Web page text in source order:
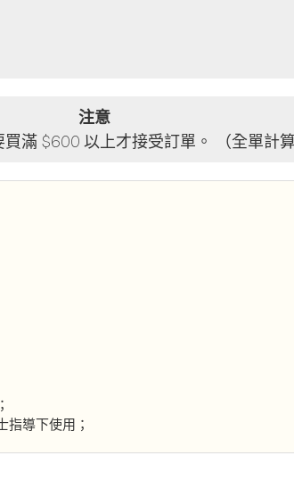
指導下使用；
注意
買滿 $600 以上才接受訂單。 （全單計